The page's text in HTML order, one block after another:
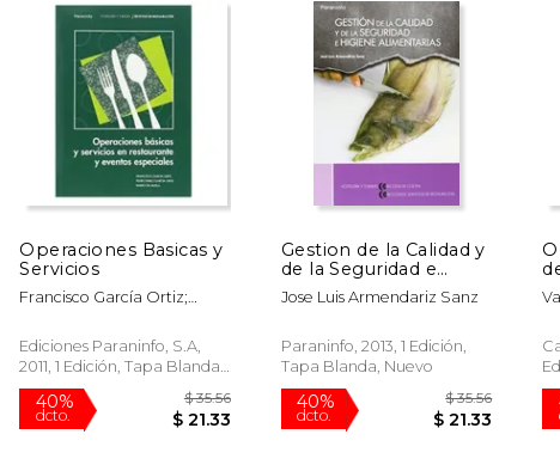
Operaciones Basicas y
Servicios
Francisco García Ortiz;
Mario Gil Muela
Ediciones Paraninfo, S.A,
2011, 1 Edición, Tapa Blanda,
Nuevo
Gestion de la Calidad y
de la Seguridad e
Higiene Alimentarias
Jose Luis Armendariz Sanz
Paraninfo, 2013, 1 Edición,
Tapa Blanda, Nuevo